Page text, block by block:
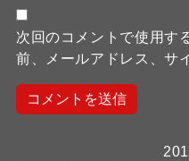
次回のコメントで使用す
前、メールアドレス、サ